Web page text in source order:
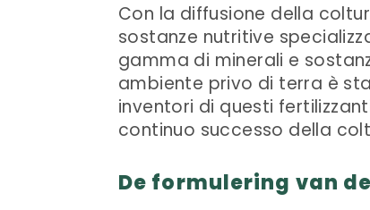
Con la diffusione della
sostanze nutritive
gamma di minerali e
ambiente privo di terra è
inventori di questi
continuo successo della
De formulering van